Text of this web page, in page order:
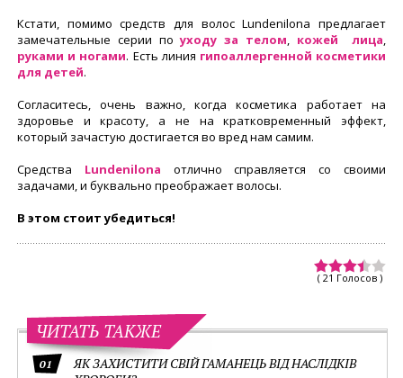
Кстати, помимо средств для волос Lundenilona предлагает
замечательные серии поуходу за телом, кожей лица,
руками и ногами. Есть линия гипоаллергенной косметики
для детей.
Согласитесь, очень важно, когда косметика работает на
здоровье и красоту, а не на кратковременный эффект,
который зачастую достигается во вред нам самим.
Средства Lundenilona отлично справляется со своими
задачами, и буквально преображает волосы.
В этом стоит убедиться!
( 21 Голосов )
ЧИТАТЬ ТАКЖЕ
01
ЯК ЗАХИСТИТИ СВІЙ ГАМАНЕЦЬ ВІД НАСЛІДКІВ